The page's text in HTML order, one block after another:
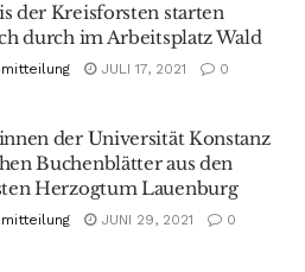
der Kreisforsten starten
durch im Arbeitsplatz Wald
JULI 17, 2021
0
der Universität Konstanz
Buchenblätter aus den
Herzogtum Lauenburg
JUNI 29, 2021
0